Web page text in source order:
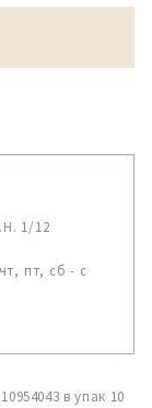
1/12
пт, сб - с
в упак 10